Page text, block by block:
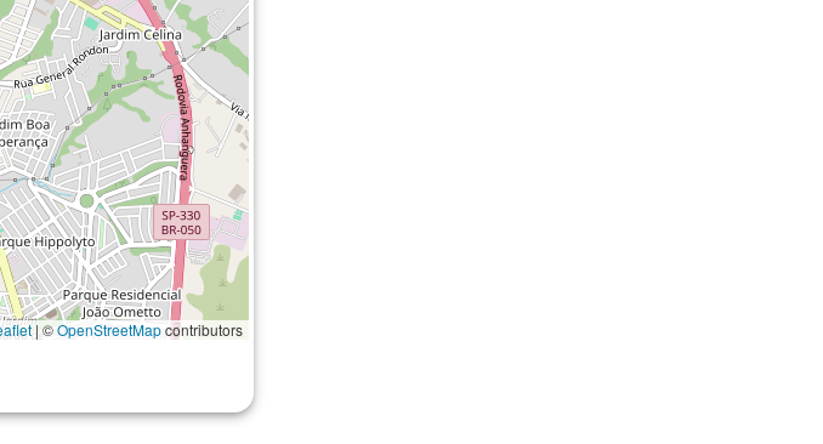
| ©OpenStreetMapcontributors